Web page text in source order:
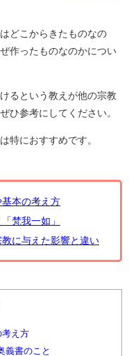
どこからきたものなの
作ったものなのかについ
るという教えが他の宗教
ひ参考にしてください。
特におすすめです。
本の考え方
梵我一如」
に与えた影響と違い
考え方
義書のこと